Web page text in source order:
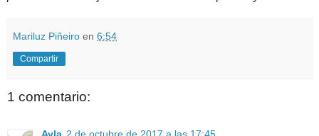
Mariluz Piñeiro en 6:54
Compartir
1 comentario:
Ayla 2 de octubre de 2017 a las 17:45